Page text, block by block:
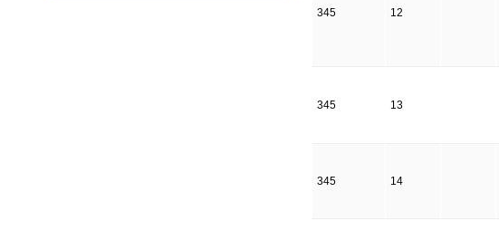
345 12
345 13
345 14